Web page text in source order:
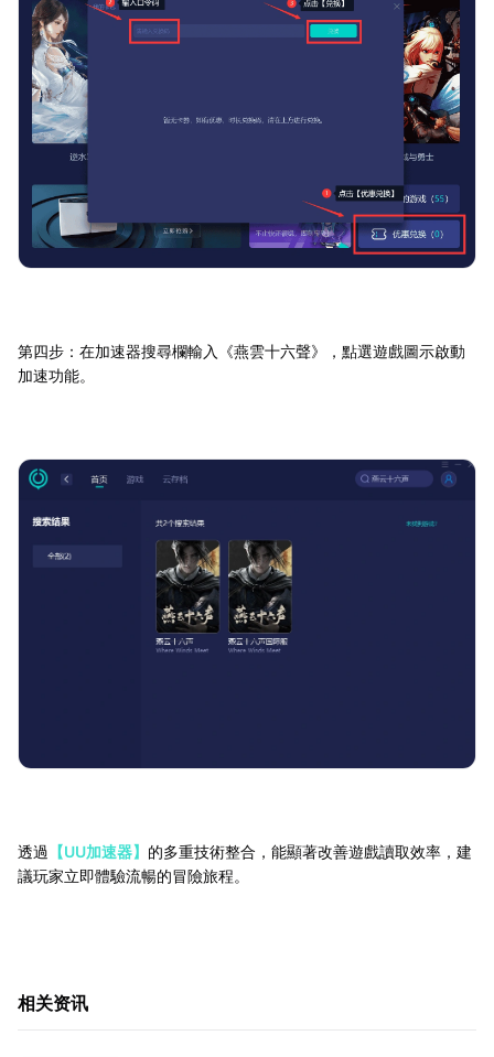
第四步：在加速器搜尋欄輸入《燕雲十六聲》，點選遊戲圖示啟動
加速功能。
透過 【UU加速器】 的多重技術整合，能顯著改善遊戲讀取效率，建
議玩家立即體驗流暢的冒險旅程。
相关资讯